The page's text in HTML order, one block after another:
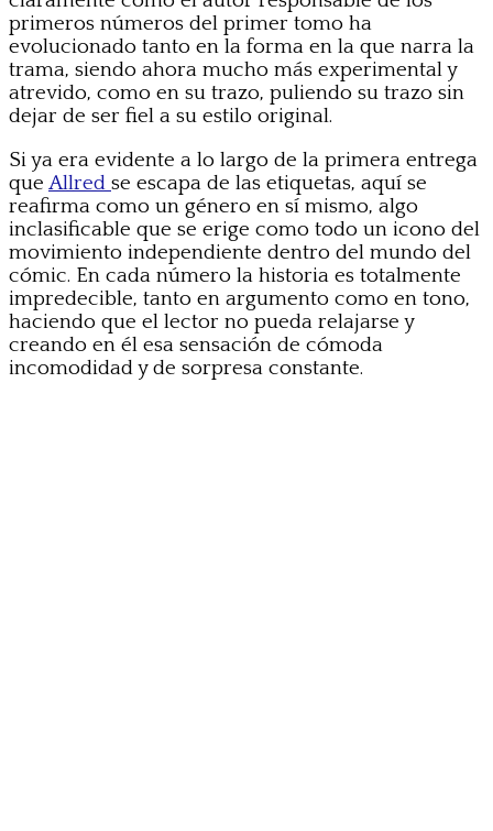
primeros números del primer tomo ha
evolucionado tanto en la forma en la que narra la
trama, siendo ahora mucho más experimental y
atrevido, como en su trazo, puliendo su trazo sin
dejar de ser fiel a su estilo original.
Si ya era evidente a lo largo de la primera entrega
que Allred se escapa de las etiquetas, aquí se
reafirma como un género en sí mismo, algo
inclasificable que se erige como todo un icono del
movimiento independiente dentro del mundo del
cómic. En cada número la historia es totalmente
impredecible, tanto en argumento como en tono,
haciendo que el lector no pueda relajarse y
creando en él esa sensación de cómoda
incomodidad y de sorpresa constante.